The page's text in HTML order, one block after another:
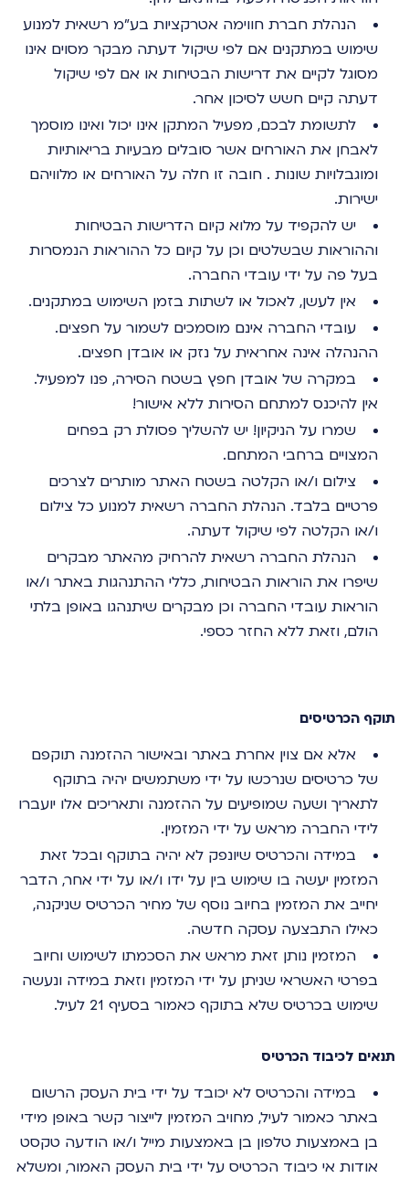
הנהלת חברת חווימה אטרקציות בע"מ רשאית למנוע
שימוש במתקנים אם לפי שיקול דעתה מבקר מסוים אינו
מסוגל לקיים את דרישות הבטיחות או אם לפי שיקול
דעתה קיים חשש לסיכון אחר.
לתשומת לבכם, מפעיל המתקן אינו יכול ואינו מוסמך
לאבחן את האורחים אשר סובלים מבעיות בריאותיות
ומוגבלויות שונות . חובה זו חלה על האורחים או מלוויהם
ישירות.
יש להקפיד על מלוא קיום הדרישות הבטיחות
וההוראות שבשלטים וכן על קיום כל ההוראות הנמסרות
בעל פה על ידי עובדי החברה.
אין לעשן, לאכול או לשתות בזמן השימוש במתקנים.
עובדי החברה אינם מוסמכים לשמור על חפצים.
ההנהלה אינה אחראית על נזק או אובדן חפצים.
במקרה של אובדן חפץ בשטח הסירה, פנו למפעיל.
אין להיכנס למתחם הסירות ללא אישור!
שמרו על הניקיון! יש להשליך פסולת רק בפחים
המצויים ברחבי המתחם.
צילום ו/או הקלטה בשטח האתר מותרים לצרכים
פרטיים בלבד. הנהלת החברה רשאית למנוע כל צילום
ו/או הקלטה לפי שיקול דעתה.
הנהלת החברה רשאית להרחיק מהאתר מבקרים
שיפרו את הוראות הבטיחות, כללי ההתנהגות באתר ו/או
הוראות עובדי החברה וכן מבקרים שיתנהגו באופן בלתי
הולם, וזאת ללא החזר כספי.
תוקף הכרטיסים
אלא אם צוין אחרת באתר ובאישור ההזמנה תוקפם
של כרטיסים שנרכשו על ידי משתמשים יהיה בתוקף
לתאריך ושעה שמופיעים על ההזמנה ותאריכים אלו יועברו
לידי החברה מראש על ידי המזמין.
במידה והכרטיס שיונפק לא יהיה בתוקף ובכל זאת
המזמין יעשה בו שימוש בין על ידו ו/או על ידי אחר, הדבר
יחייב את המזמין בחיוב נוסף של מחיר הכרטיס שניקנה,
כאילו התבצעה עסקה חדשה.
המזמין נותן זאת מראש את הסכמתו לשימוש וחיוב
בפרטי האשראי שניתן על ידי המזמין וזאת במידה ונעשה
שימוש בכרטיס שלא בתוקף כאמור בסעיף 21 לעיל.
תנאים לכיבוד הכרטיס
במידה והכרטיס לא יכובד על ידי בית העסק הרשום
באתר כאמור לעיל, מחויב המזמין לייצור קשר באופן מידי
בן באמצעות טלפון בן באמצעות מייל ו/או הודעה טקסט
אודות אי כיבוד הכרטיס על ידי בית העסק האמור, ומשלא